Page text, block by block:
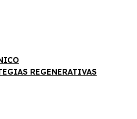
REGENERATIVAS